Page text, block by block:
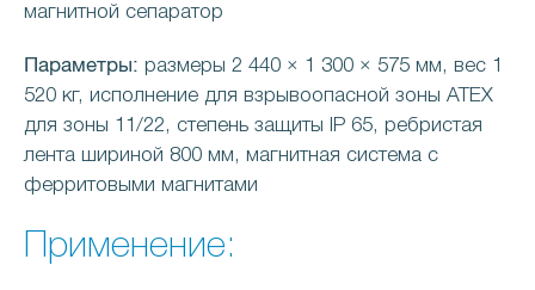
магнитной сепаратор
Параметры: размеры 2 440 × 1 300 × 575 мм, вес 1
520 кг, исполнение для взрывоопасной зоны ATEX
для зоны 11/22, степень защиты IP 65, ребристая
лента шириной 800 мм, магнитная система с
ферритовыми магнитами
Применение: